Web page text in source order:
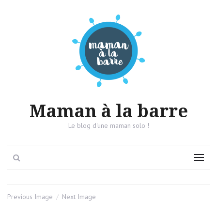
Maman à la barre
Le blog d'une maman solo !
Menu
Previous Image Next Image